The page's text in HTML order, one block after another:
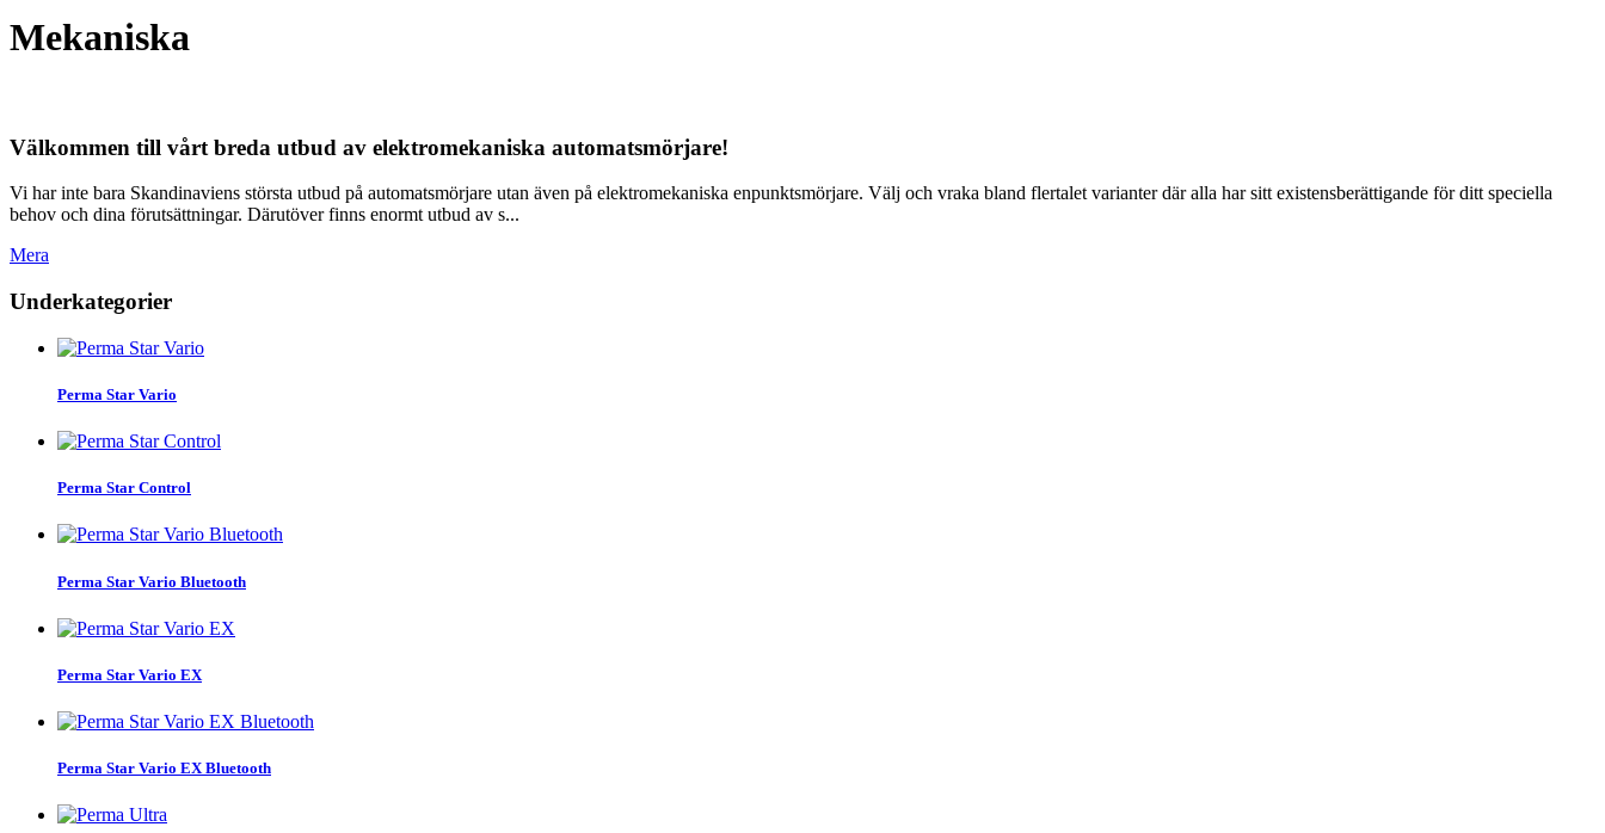
Mekaniska
Välkommen till vårt breda utbud av elektromekaniska automatsmörjare!
Vi har inte bara Skandinaviens största utbud på automatsmörjare utan även på elektromekaniska enpunktsmörjare. Välj och vraka bland flertalet varianter där alla har sitt existensberättigande för ditt speciella
behov och dina förutsättningar. Därutöver finns enormt utbud av s...
Mera
Underkategorier
Perma Star Vario
Perma Star Control
Perma Star Vario Bluetooth
Perma Star Vario EX
Perma Star Vario EX Bluetooth